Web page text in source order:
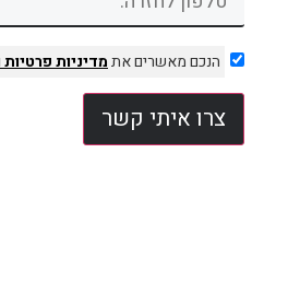
הנכם מאשרים אתמדיניות פרטיות
צרו איתי קשר